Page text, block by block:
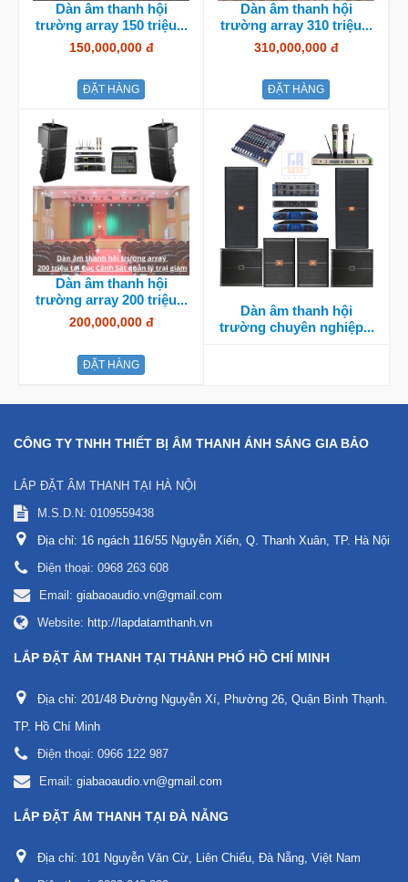
Dàn âm thanh hội
trường array 150 triệu...
150,000,000 đ
ĐẶT HÀNG
Dàn âm thanh hội
trường array 310 triệu...
310,000,000 đ
ĐẶT HÀNG
Dàn âm thanh hội
trường array 200 triệu...
200,000,000 đ
ĐẶT HÀNG
Dàn âm thanh hội
trường chuyên nghiệp...
CÔNG TY TNHH THIẾT BỊ ÂM THANH ÁNH SÁNG GIA BẢO
LẮP ĐẶT ÂM THANH TẠI HÀ NỘI
M.S.D.N: 0109559438
Địa chỉ: 16 ngách 116/55 Nguyễn Xiển, Q. Thanh Xuân, TP. Hà Nội
Điện thoại: 0968 263 608
Email: giabaoaudio.vn@gmail.com
Website: http://lapdatamthanh.vn
LẮP ĐẶT ÂM THANH TẠI THÀNH PHỐ HỒ CHÍ MINH
Địa chỉ: 201/48 Đường Nguyễn Xí, Phường 26, Quận Bình Thạnh.
TP. Hồ Chí Minh
Điện thoại: 0966 122 987
Email: giabaoaudio.vn@gmail.com
LẮP ĐẶT ÂM THANH TẠI ĐÀ NẴNG
Địa chỉ: 101 Nguyễn Văn Cừ, Liên Chiểu, Đà Nẵng, Việt Nam